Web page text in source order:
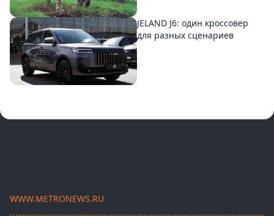
JELAND J6: один кроссовер
для разных сценариев
WWW.METRONEWS.RU